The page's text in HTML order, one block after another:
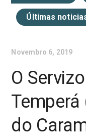
Últimas
Novembro 6, 2019
O
Temperá
do